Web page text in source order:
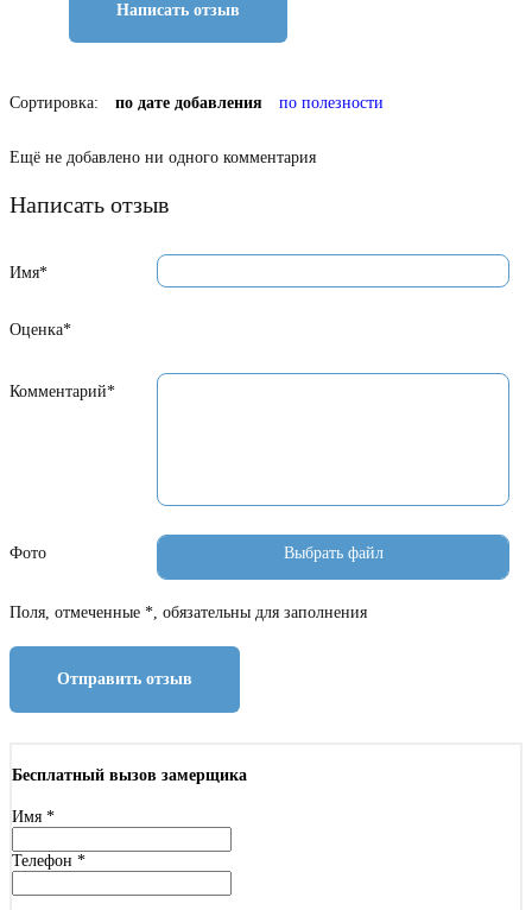
Написать отзыв
Сортировка: по дате добавления по полезности
Ещё не добавлено ни одного комментария
Написать отзыв
Имя*
Оценка*
Комментарий*
Фото
Поля, отмеченные *, обязательны для заполнения
Отправить отзыв
Бесплатный вызов замерщика
Имя *
Телефон *